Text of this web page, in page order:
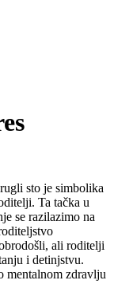
sto je simbolika
Ta tačka u
se razilazimo na
ali roditelji
i detinjstvu.
mentalnom zdravlju